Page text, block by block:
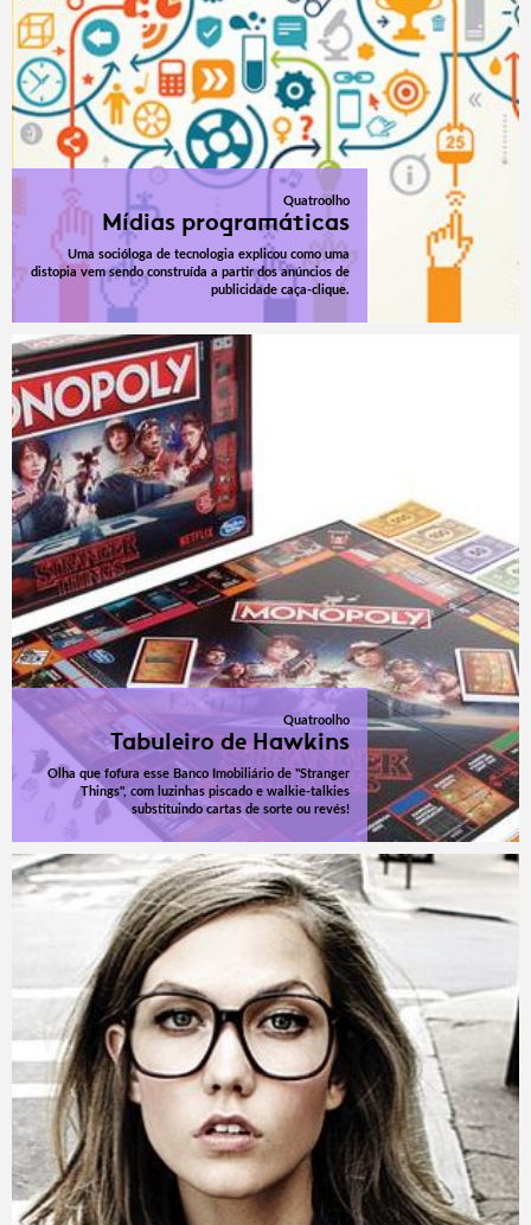
Quatroolho
Mídias programáticas
Uma socióloga de tecnologia explicou como uma
distopia vem sendo construída a partir dos anúncios de
publicidade caça-clique.
Quatroolho
Tabuleiro de Hawkins
Olha que fofura esse Banco Imobiliário de "Stranger
Things", com luzinhas piscado e walkie-talkies
substituindo cartas de sorte ou revés!